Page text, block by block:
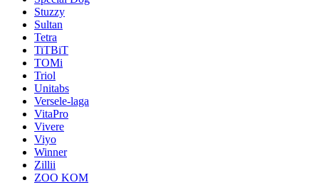
Stuzzy
Sultan
Tetra
TiTBiT
TOMi
Triol
Unitabs
Versele-laga
VitaPro
Vivere
Viyo
Winner
Zillii
ZOO KOM